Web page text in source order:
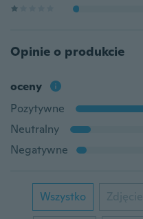
Opinie o produkcie
oceny
Pozytywne
Neutralny
Negatywne
Wszystko Zdjęcie